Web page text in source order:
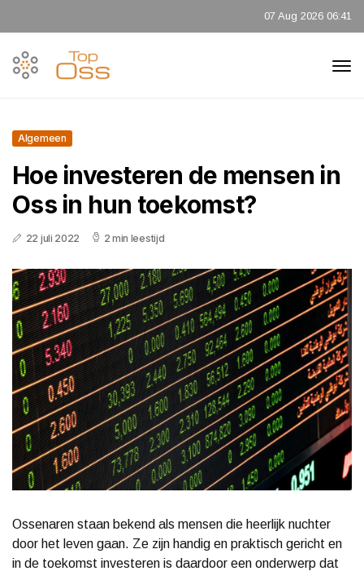
07 Aug 2026 06:41
Algemeen
Hoe investeren de mensen in
Oss in hun toekomst?
22 juli 2022 2 min leestijd
Ossenaren staan bekend als mensen die heerlijk nuchter
door het leven gaan. Ze zijn handig en praktisch gericht en
in de toekomst investeren is daardoor een onderwerp dat